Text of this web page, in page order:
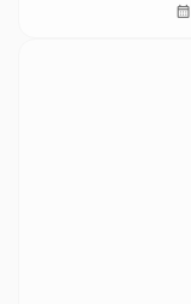
calendar_month